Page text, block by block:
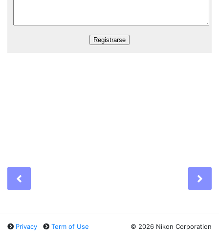
Privacy Term of Use © 2026 Nikon Corporation